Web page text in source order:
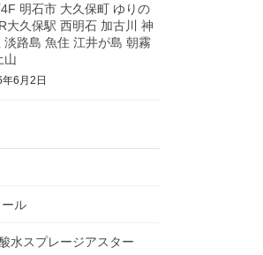
明石市 大久保町 ゆりの
大久保駅 西明石 加古川 神
淡路島 魚住 江井が島 朝霧
山
6月2日
ル
水スプレージアスター